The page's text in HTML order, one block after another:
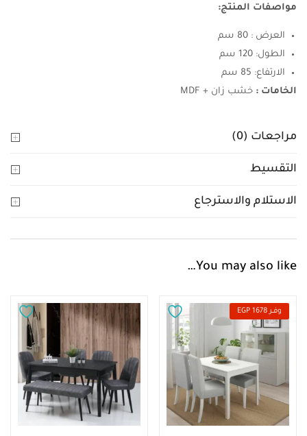
مواصفات المنتج:
العرض : 80 سم
الطول: 120 سم
الارتفاع: 85 سم
الخامات : خشب زان + MDF
مراجعات (0)
التقسيط
الاستلام والاسترجاع
You may also like…
وفــر 1678 EGP